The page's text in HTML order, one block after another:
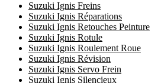
Suzuki Ignis Freins
Suzuki Ignis Réparations
Suzuki Ignis Retouches Peinture
Suzuki Ignis Rotule
Suzuki Ignis Roulement Roue
Suzuki Ignis Révision
Suzuki Ignis Servo Frein
Suzuki Ignis Silencieux